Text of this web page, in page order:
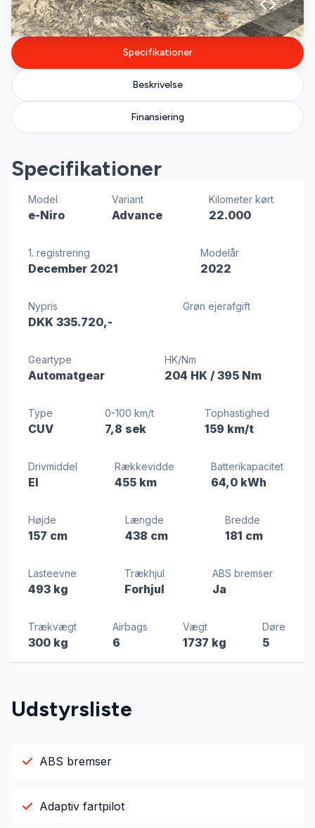
Specifikationer
Beskrivelse
Finansiering
Specifikationer
Model
e-Niro
Variant
Advance
Kilometer kørt
22.000
1. registrering
December 2021
Modelår
2022
Nypris
DKK 335.720,-
Grøn ejerafgift
Geartype
Automatgear
HK/Nm
204 HK / 395 Nm
Type
CUV
0-100 km/t
7,8 sek
Tophastighed
159 km/t
Drivmiddel
El
Rækkevidde
455 km
Batterikapacitet
64,0 kWh
Højde
157 cm
Længde
438 cm
Bredde
181 cm
Lasteevne
493 kg
Trækhjul
Forhjul
ABS bremser
Ja
Trækvægt
300 kg
Airbags
6
Vægt
1737 kg
Døre
5
Udstyrsliste
ABS bremser
Adaptiv fartpilot